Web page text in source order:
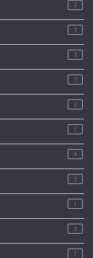
2
3
3
7
2
1
4
3
1
3
1